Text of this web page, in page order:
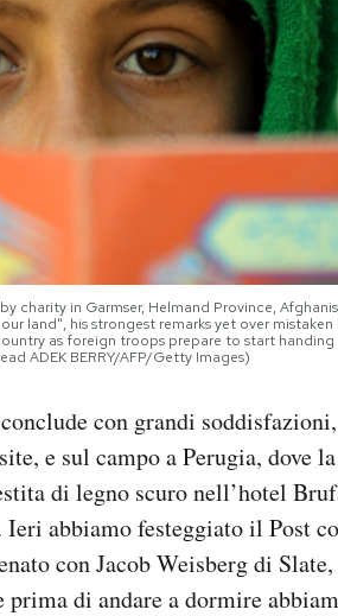
charity in Garmser, Helmand Province,
land", his strongest remarks yet over
as foreign troops prepare to start
ADEK BERRY/AFP/Getty Images)
con grandi
e sul campo a Perugia, dove
di legno scuro nell’hotel
abbiamo festeggiato il Post
con Jacob Weisberg di
di andare a dormire